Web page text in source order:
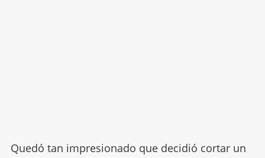
Quedó tan impresionado que decidió cortar un